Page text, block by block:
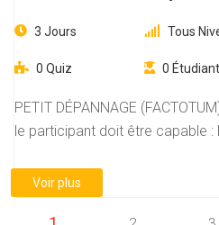
3 Jours Tous
0 Quiz 0 Étudiant
PETIT DÉPANNAGE
le participant doit être capable :
Voir plus